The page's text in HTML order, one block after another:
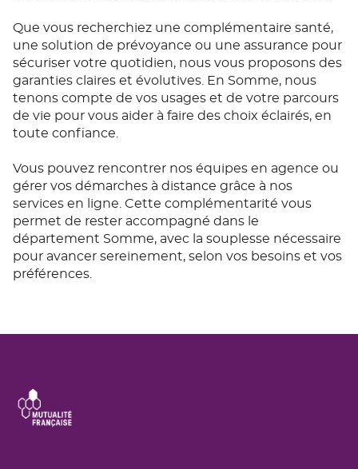
Que vous recherchiez une complémentaire santé,
une solution de prévoyance ou une assurance pour
sécuriser votre quotidien, nous vous proposons des
garanties claires et évolutives. En Somme, nous
tenons compte de vos usages et de votre parcours
de vie pour vous aider à faire des choix éclairés, en
toute confiance.
Vous pouvez rencontrer nos équipes en agence ou
gérer vos démarches à distance grâce à nos
services en ligne. Cette complémentarité vous
permet de rester accompagné dans le
département Somme, avec la souplesse nécessaire
pour avancer sereinement, selon vos besoins et vos
préférences.